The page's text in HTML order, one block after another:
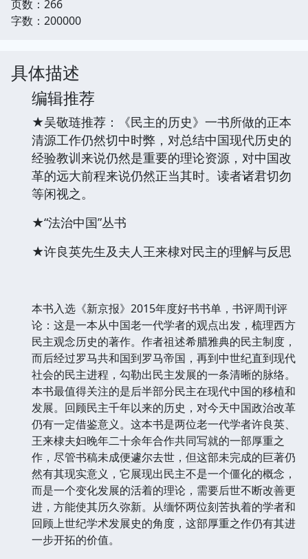
页数：266
字数：200000
具体描述
编辑推荐
★吴敬琏推荐：《民主的历史》一书所做的正本
清源工作仍然切中时弊，对总结中国现代历史的
经验教训来说仍然是重要的理论资源，对中国改
革的远大前程来说仍然正当其时。读者诸君切勿
等闲视之。
★“法治中国”丛书
★许良英先生及夫人王来棣对民主的理解与反思
本书入选《新京报》2015年度好书书单，书评周刊评
论：这是一本从中国老一代学者的观点出发，梳理西方
民主观念历史的著作。作者祖述希腊雅典的民主制度，
而后经过罗马共和国到罗马帝国，再到中世纪直到现代
社会的民主进程，勾勒出民主发展的一条清晰的脉络。
本书最值得关注的是后半部分民主在现代中国的移植和
发展。回顾民主千年以来的历史，对今天中国政治改革
仍有一定借鉴意义。这本书是两位老一代学者许良英、
王来棣夫妇晚年二十余年合作共同写就的一部厚重之
作，尽管书稿未成便遽尔去世，但这部未完成的巨著仍
然有其现实意义，它展现出民主不是一个僵化的概念，
而是一个变化发展的活着的理论，需要后世不断改善更
进，方能使其历久弥新。从缅怀两位刻苦执着的学者和
回顾上世纪学术发展史的角度，这部厚重之作仍有其进
一步开拓的价值。